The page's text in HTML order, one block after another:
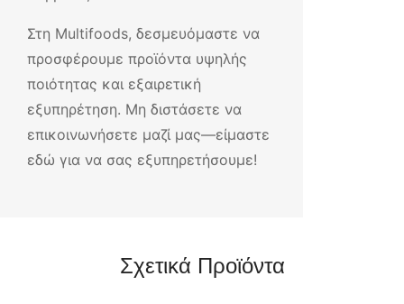
Στη Multifoods, δεσμευόμαστε να
προσφέρουμε προϊόντα υψηλής
ποιότητας και εξαιρετική
εξυπηρέτηση. Μη διστάσετε να
επικοινωνήσετε μαζί μας—είμαστε
εδώ για να σας εξυπηρετήσουμε!
Σχετικά Προϊόντα